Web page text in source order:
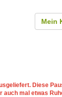
Mein
Diese
mal etwas